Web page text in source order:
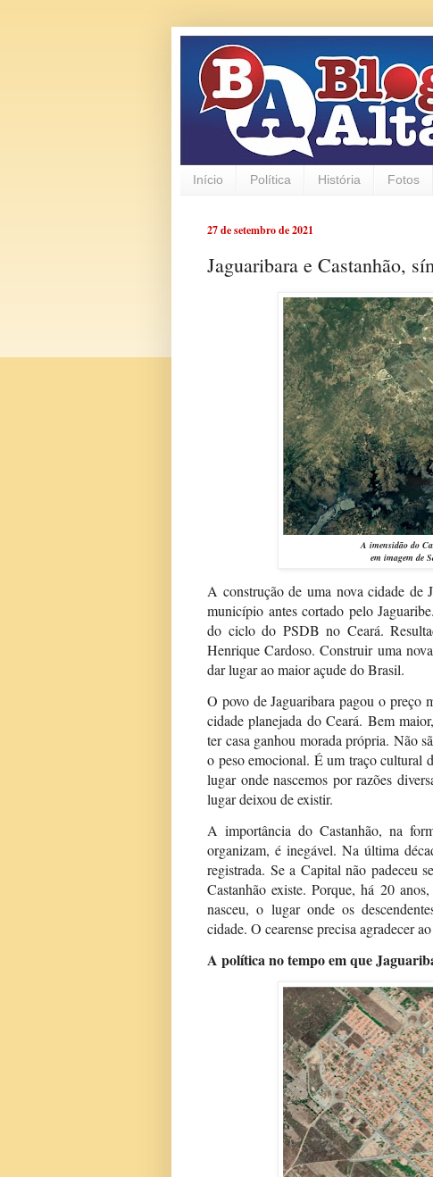
Início Política História Fotos
27 de setembro de 2021
Jaguaribara e Castanhão,
A imensidão do
em imagem de
A construção de uma nova cidade de
município antes cortado pelo
do ciclo do PSDB no Ceará.
Henrique Cardoso. Construir uma
dar lugar ao maior açude do Brasil.
O povo de Jaguaribara pagou o preço
cidade planejada do Ceará. Bem
ter casa ganhou morada própria. Não
o peso emocional. É um traço cultural
lugar onde nascemos por razões
lugar deixou de existir.
A importância do Castanhão, na
organizam, é inegável. Na última
registrada. Se a Capital não padeceu
Castanhão existe. Porque, há 20
nasceu, o lugar onde os
cidade. O cearense precisa agradecer
A política no tempo em que